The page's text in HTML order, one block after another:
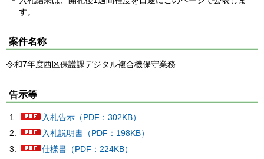
す。
案件名称
令和7年度西区保護課デジタル複合機保守業務
告示等
入札告示（PDF：302KB）
入札説明書（PDF：198KB）
仕様書（PDF：224KB）